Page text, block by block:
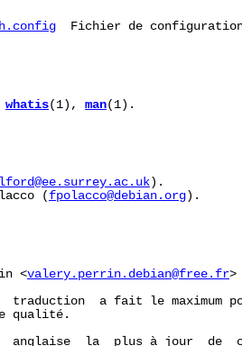
Fichier de
whatis(1), man(1).
).
(
fpolacco@debian.org ).
<
valery.perrin.debian@free.fr>
traduction  a fait le maximum
qualité.
anglaise  la  plus à jour  de